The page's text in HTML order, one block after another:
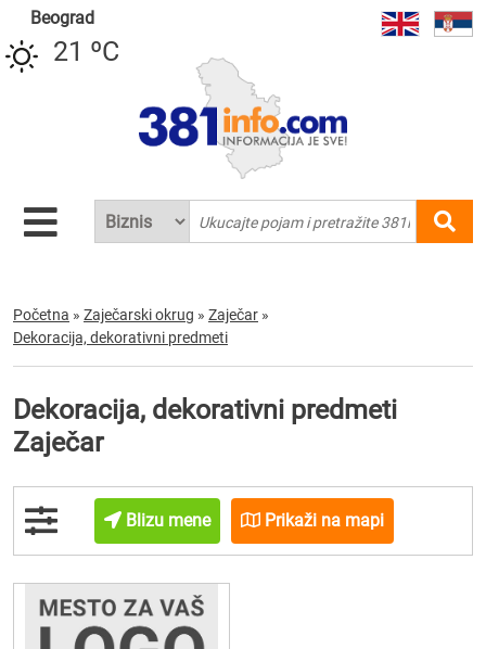
Beograd
21 ºC
Početna » Zaječarski okrug » Zaječar »
Dekoracija, dekorativni predmeti
Dekoracija, dekorativni predmeti
Zaječar
Blizu mene Prikaži na mapi